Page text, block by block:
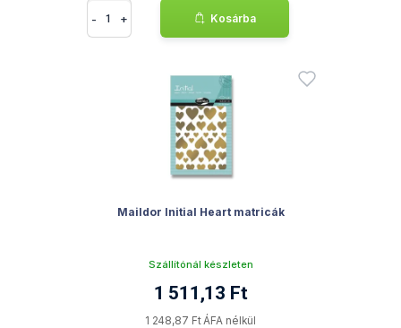
- + Kosárba
Maildor Initial Heart matricák
Szállítónál készleten
1 511,13 Ft
1 248,87 Ft ÁFA nélkül